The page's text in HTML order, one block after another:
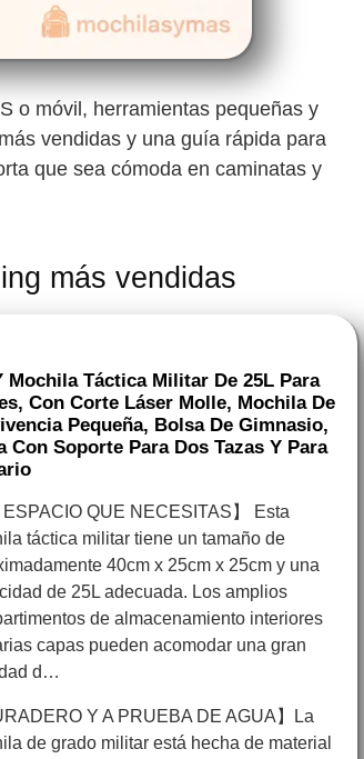
o móvil, herramientas pequeñas y
vendidas y una guía rápida para
que sea cómoda en caminatas y
más vendidas
Mochila Táctica Militar De 25L Para
Con Corte Láser Molle, Mochila De
Pequeña, Bolsa De Gimnasio,
Con Soporte Para Dos Tazas Y Para
ESPACIO QUE NECESITAS】 Esta
táctica militar tiene un tamaño de
40cm x 25cm x 25cm y una
de 25L adecuada. Los amplios
de almacenamiento interiores
capas pueden acomodar una gran
d…
Y A PRUEBA DE AGUA】La
de grado militar está hecha de material